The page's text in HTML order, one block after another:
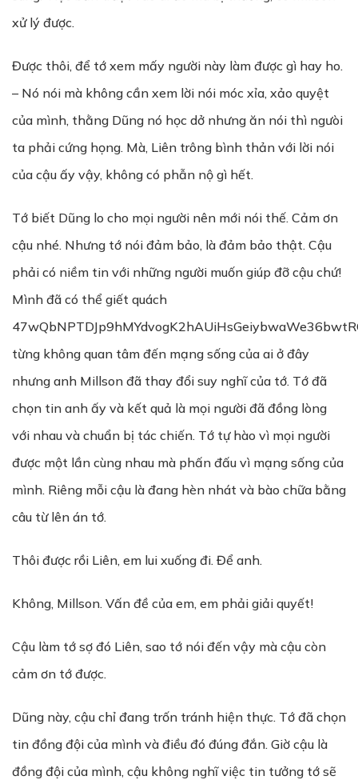
xử lý được.
Được thôi, để tớ xem mấy người này làm được gì hay ho.
– Nó nói mà không cần xem lời nói móc xỉa, xảo quyệt
của mình, thằng Dũng nó học dở nhưng ăn nói thì ngưòi
ta phải cứng họng. Mà, Liên trông bình thản với lời nói
của cậu ấy vậy, không có phẫn nộ gì hết.
Tớ biết Dũng lo cho mọi người nên mới nói thế. Cảm ơn
cậu nhé. Nhưng tớ nói đảm bảo, là đảm bảo thật. Cậu
phải có niềm tin với những người muốn giúp đỡ cậu chứ!
Mình đã có thể giết quách
từng không quan tâm đến mạng sống của ai ở đây
nhưng anh Millson đã thay đổi suy nghĩ của tớ. Tớ đã
chọn tin anh ấy và kết quả là mọi người đã đồng lòng
với nhau và chuẩn bị tác chiến. Tớ tự hào vì mọi người
được một lần cùng nhau mà phấn đấu vì mạng sống của
mình. Riêng mỗi cậu là đang hèn nhát và bào chữa bằng
câu từ lên án tớ.
Thôi được rồi Liên, em lui xuống đi. Để anh.
Không, Millson. Vấn đề của em, em phải giải quyết!
Cậu làm tớ sợ đó Liên, sao tớ nói đến vậy mà cậu còn
cảm ơn tớ được.
Dũng này, cậu chỉ đang trốn tránh hiện thực. Tớ đã chọn
tin đồng đội của mình và điều đó đúng đắn. Giờ cậu là
đồng đội của mình, cậu không nghĩ việc tin tưởng tớ sẽ